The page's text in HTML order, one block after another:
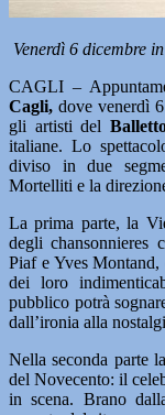
Venerdì 6 dicembre
CAGLI –
Cagli, dove venerdì
gli artisti del
italiane. Lo
diviso in due
Mortelliti e la
La prima parte, la
degli chansonnieres
Piaf e Yves
dei loro
pubblico potrà
dall’ironia alla
Nella seconda parte
del Novecento: il
in scena. Brano